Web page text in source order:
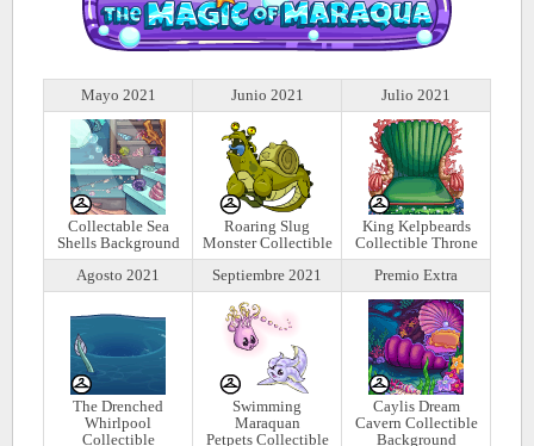
Mayo 2021 Junio 2021 Julio 2021
Collectable Sea
Shells Background
Roaring Slug
Monster Collectible
King Kelpbeards
Collectible Throne
Agosto 2021
Septiembre 2021 Premio Extra
The Drenched
Whirlpool
Collectible
Swimming
Maraquan
Petpets Collectible
Caylis Dream
Cavern Collectible
Background